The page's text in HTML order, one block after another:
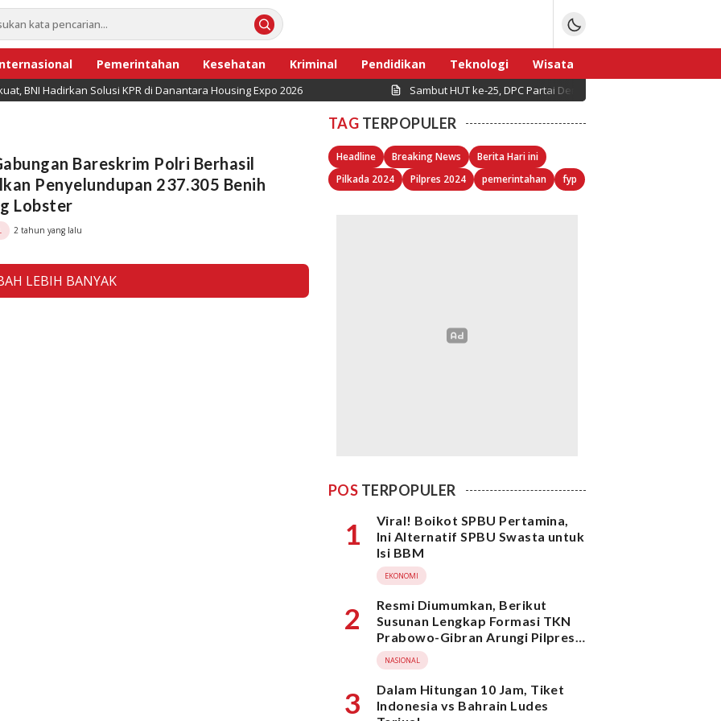
Pemerintahan Kesehatan Kriminal Pendidikan Teknologi
Wisata
Sport
BNI Hadirkan Solusi KPR di Danantara Housing Expo 2026 Sambut HUT ke-25, DPC Partai Demokrat Pulau Seribu Gelar
Bareskrim Polri Berhasil
Penyelundupan 237.305 Benih
Lobster
2 tahun yang lalu
LEBIH BANYAK
TAG TERPOPULER
Headline Breaking News
Berita Hari ini
Pilkada 2024
Pilpres 2024 pemerintahan fyp
POS TERPOPULER
1
Viral! Boikot SPBU Pertamina,
Ini Alternatif SPBU Swasta untuk
Isi BBM
EKONOMI
2
Resmi Diumumkan, Berikut
Susunan Lengkap Formasi TKN
Prabowo-Gibran Arungi Pilpres
2024, Ada Ridwan Kamil hingga
Suami Yenny Wahid
NASIONAL
3
Dalam Hitungan 10 Jam, Tiket
Indonesia vs Bahrain Ludes